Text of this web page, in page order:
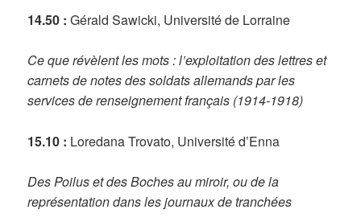
14.50 : Gérald Sawicki, Université de Lorraine
Ce que révèlent les mots : l’exploitation des lettres et
carnets de notes des soldats allemands par les
services de renseignement français (1914-1918)
15.10 : Loredana Trovato, Université d’Enna
Des Poilus et des Boches au miroir, ou de la
représentation dans les journaux de tranchées